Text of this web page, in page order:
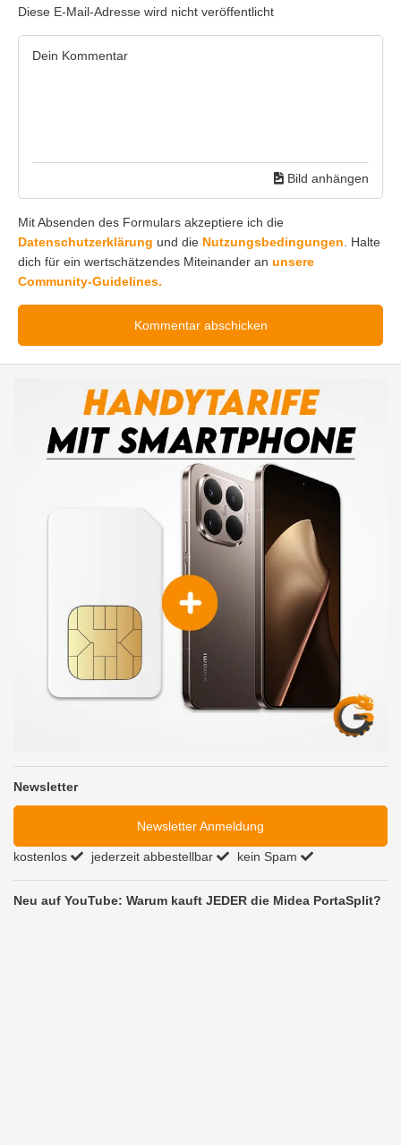
Diese E-Mail-Adresse wird nicht veröffentlicht
Bild anhängen
Mit Absenden des Formulars akzeptiere ich die
Datenschutzerklärung und die Nutzungsbedingungen. Halte
dich für ein wertschätzendes Miteinander an unsere
Community-Guidelines.
Newsletter
Newsletter Anmeldung
kostenlos jederzeit abbestellbar kein Spam
Neu auf YouTube: Warum kauft JEDER die Midea PortaSplit?